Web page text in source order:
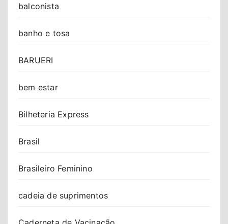
balconista
banho e tosa
BARUERI
bem estar
Bilheteria Express
Brasil
Brasileiro Feminino
cadeia de suprimentos